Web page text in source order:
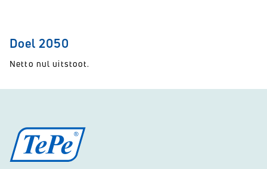
Doel 2050
Netto nul uitstoot.